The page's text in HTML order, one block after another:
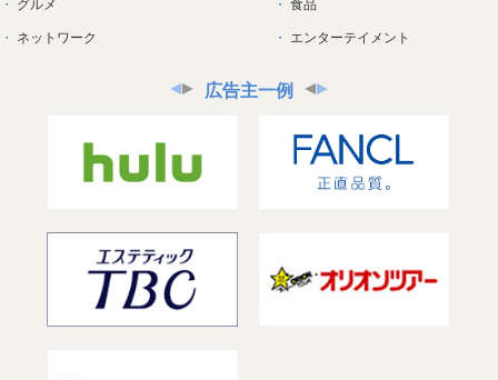
グルメ
ネットワーク
食品
エンターテイメント
広告主一例